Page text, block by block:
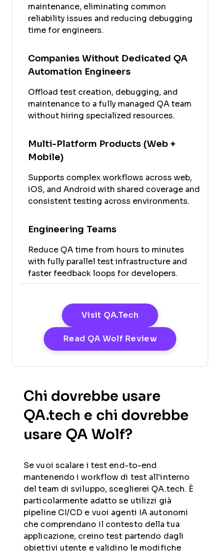
maintenance, eliminating common
reliability issues and reducing debugging
time for engineers.
Companies Without Dedicated QA
Automation Engineers
Offload test creation, debugging, and
maintenance to a fully managed QA team
without hiring specialized resources.
Multi-Platform Products (Web +
Mobile)
Supports complex workflows across web,
iOS, and Android with shared coverage and
consistent testing across environments.
Engineering Teams
Reduce QA time from hours to minutes
with fully parallel test infrastructure and
faster feedback loops for developers.
Visit QA.tech Opens New
Read QA Wolf ReviewOpens New
Chi dovrebbe usare
QA.tech e chi dovrebbe
usare QA Wolf?
Se vuoi scalare i test end-to-end
mantenendo i workflow di test all'interno
del team di sviluppo, sceglierei QA.tech. È
particolarmente adatto se utilizzi già
pipeline CI/CD e vuoi agenti IA autonomi
che comprendano il contesto della tua
applicazione, creino test partendo dagli
obiettivi utente e validino le modifiche